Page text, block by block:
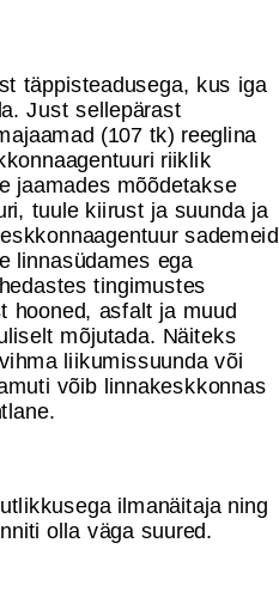
täppisteadusega, kus iga
Just sellepärast
(107 tk) reeglina
riiklik
jaamades mõõdetakse
tuule kiirust ja suunda ja
sademeid
linnasüdames ega
tingimustes
hooned, asfalt ja muud
mõjutada. Näiteks
liikumissuunda või
võib linnakeskkonnas
ilmanäitaja ning
olla väga suured.